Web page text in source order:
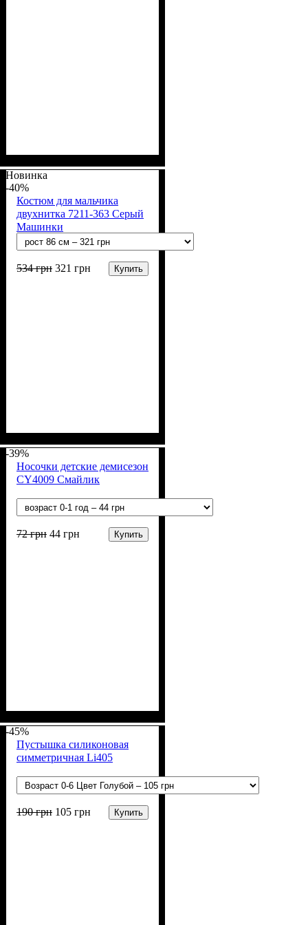
(94% х/б, 6% лайкра)
Новинка
-40%
Костюм для мальчика
двухнитка 7211-363 Серый
Машинки
534грн 321 грн Купить
б, 6% лайкра)
-39%
Носочки детские демисезон
CY4009 Смайлик
72грн 44 грн Купить
Спандекс, Лайкра
Серый, Чёрный
-45%
Пустышка силиконовая
симметричная Li405
190грн 105 грн Купить